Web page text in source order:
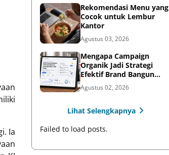
Ia
Rekomendasi Menu yang
Cocok untuk Lembur
Kantor
Agustus 03, 2026
Mengapa Campaign
Organik Jadi Strategi
Efektif Brand Bangun
Awareness di Media Sosial
Agustus 02, 2026
Lihat Selengkapnya
Failed to load posts.